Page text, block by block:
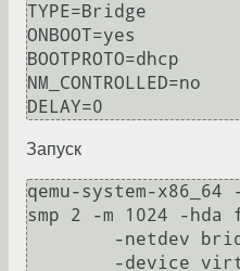
TYPE=Bridge
ONBOOT=yes
BOOTPROTO=dhcp
NM_CONTROLLED=no
Запуск
qemu-system-
smp 2 -m 1024 -hda